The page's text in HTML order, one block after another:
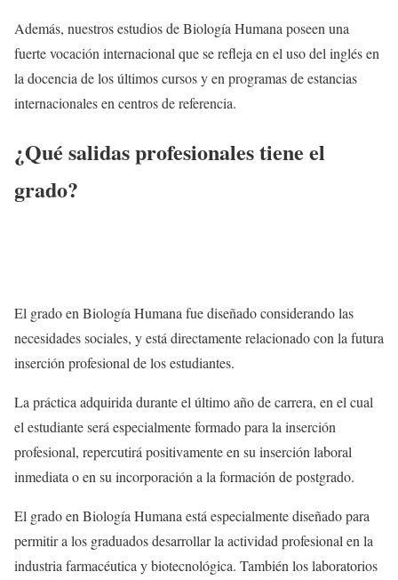
Además, nuestros estudios de Biología Humana poseen una
fuerte vocación internacional que se refleja en el uso del inglés en
la docencia de los últimos cursos y en programas de estancias
internacionales en centros de referencia.
¿Qué salidas profesionales tiene el
grado?
El grado en Biología Humana fue diseñado considerando las
necesidades sociales, y está directamente relacionado con la futura
inserción profesional de los estudiantes.
La práctica adquirida durante el último año de carrera, en el cual
el estudiante será especialmente formado para la inserción
profesional, repercutirá positivamente en su inserción laboral
inmediata o en su incorporación a la formación de postgrado.
El grado en Biología Humana está especialmente diseñado para
permitir a los graduados desarrollar la actividad profesional en la
industria farmacéutica y biotecnológica. También los laboratorios